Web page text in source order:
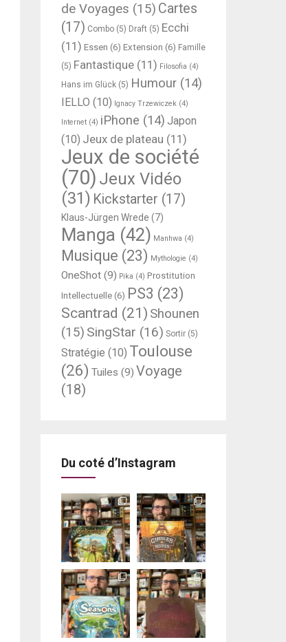
de Voyages (15) Cartes
(17) Combo (5) Draft (5) Ecchi
(11) Essen (6) Extension (6) Famille
(5) Fantastique (11) Filosofia (4)
Hans im Glück (5) Humour (14)
IELLO (10) Ignacy Trzewiczek (4)
Internet (4) iPhone (14) Japon
(10) Jeux de plateau (11)
Jeux de société
(70) Jeux Vidéo
(31) Kickstarter (17)
Klaus-Jürgen Wrede (7)
Manga (42) Manhwa (4)
Musique (23) Mythologie (4)
OneShot (9) Pika (4) Prostitution
Intellectuelle (6) PS3 (23)
Scantrad (21) Shounen
(15) SingStar (16) Sortir (5)
Stratégie (10) Toulouse
(26) Tuiles (9) Voyage
(18)
Du coté d’Instagram